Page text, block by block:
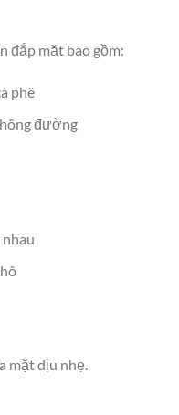
đắp mặt bao gồm:
phê
đường
mặt dịu nhẹ.